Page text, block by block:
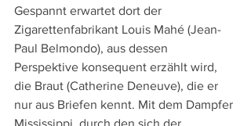
Gespannt erwartet dort der
Zigarettenfabrikant Louis Mahé (Jean-
Paul Belmondo), aus dessen
Perspektive konsequent erzählt wird,
die Braut (Catherine Deneuve), die er
nur aus Briefen kennt. Mit dem Dampfer